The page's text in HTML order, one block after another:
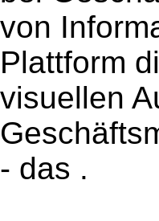
von
Plattform
visuellen
- das .